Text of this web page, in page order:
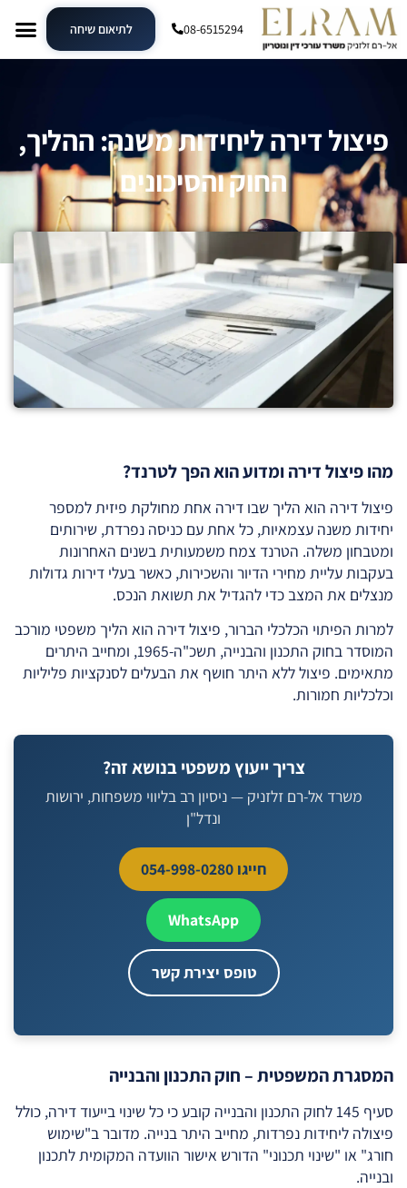
08-6515294 לתיאום שיחה
פיצול דירה ליחידות משנה: ההליך,
החוק והסיכונים
מהו פיצול דירה ומדוע הוא הפך לטרנד?
פיצול דירה הוא הליך שבו דירה אחת מחולקת פיזית למספר
יחידות משנה עצמאיות, כל אחת עם כניסה נפרדת, שירותים
ומטבחון משלה. הטרנד צמח משמעותית בשנים האחרונות
בעקבות עליית מחירי הדיור והשכירות, כאשר בעלי דירות גדולות
מנצלים את המצב כדי להגדיל את תשואת הנכס.
למרות הפיתוי הכלכלי הברור, פיצול דירה הוא הליך משפטי מורכב
המוסדר בחוק התכנון והבנייה, תשכ"ה-1965, ומחייב היתרים
מתאימים. פיצול ללא היתר חושף את הבעלים לסנקציות פליליות
וכלכליות חמורות.
צריך ייעוץ משפטי בנושא זה?
משרד אל-רם זלזניק — ניסיון רב בליווי משפחות, ירושות
ונדל"ן
חייגו 054-998-0280
WhatsApp
טופס יצירת קשר
המסגרת המשפטית – חוק התכנון והבנייה
סעיף 145 לחוק התכנון והבנייה קובע כי כל שינוי בייעוד דירה, כולל
פיצולה ליחידות נפרדות, מחייב היתר בנייה. מדובר ב"שימוש
חורג" או "שינוי תכנוני" הדורש אישור הוועדה המקומית לתכנון
ובנייה.